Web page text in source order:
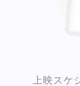
上映スケ